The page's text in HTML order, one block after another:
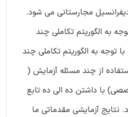
مجارستانی می شود.
به الگوریتم تکاملی چند
توجه به الگوریتم تکاملی چند
از چند مسئله آزمایش (
با داشتن ده الی ده تابع
آزمایشی مقدماتی ما